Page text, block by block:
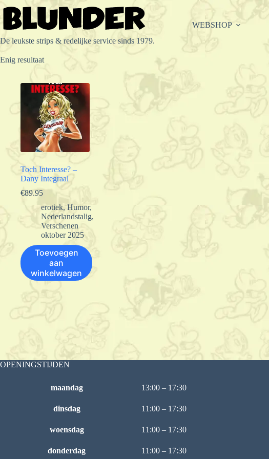
Ga
naar
inhoud
De leukste strips & redelijke service sinds 1979.
WEBSHOP
Enig resultaat
Toch Interesse? –
Dany Integraal
€89.95
erotiek, Humor,
Nederlandstalig,
Verschenen
oktober 2025
Toevoegen
aan
winkelwagen
OPENINGSTIJDEN
maandag 13:00 – 17:30
dinsdag 11:00 – 17:30
woensdag 11:00 – 17:30
donderdag 11:00 – 17:30